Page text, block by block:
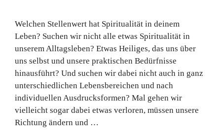
Welchen Stellenwert hat Spiritualität in deinem
Leben? Suchen wir nicht alle etwas Spiritualität in
unserem Alltagsleben? Etwas Heiliges, das uns über
uns selbst und unsere praktischen Bedürfnisse
hinausführt? Und suchen wir dabei nicht auch in ganz
unterschiedlichen Lebensbereichen und nach
individuellen Ausdrucksformen? Mal gehen wir
vielleicht sogar dabei etwas verloren, müssen unsere
Richtung ändern und …